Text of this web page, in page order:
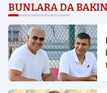
BUNLARA DA BAKIN